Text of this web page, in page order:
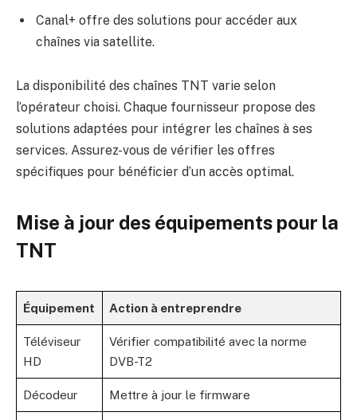
Canal+ offre des solutions pour accéder aux
chaînes via satellite.
La disponibilité des chaînes TNT varie selon
l’opérateur choisi. Chaque fournisseur propose des
solutions adaptées pour intégrer les chaînes à ses
services. Assurez-vous de vérifier les offres
spécifiques pour bénéficier d’un accès optimal.
Mise à jour des équipements pour la
TNT
Équipement Action à entreprendre
Téléviseur
HD
Vérifier compatibilité avec la norme
DVB-T2
Décodeur Mettre à jour le firmware